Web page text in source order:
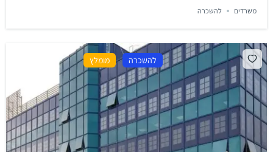
משרדים להשכרה
להשכרה מומלץ